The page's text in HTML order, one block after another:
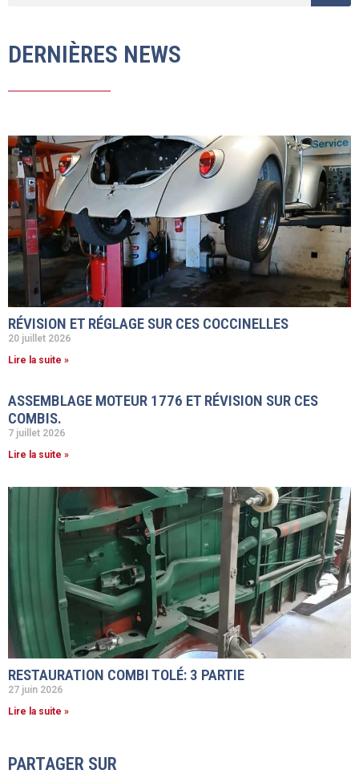
DERNIÈRES NEWS
RÉVISION ET RÉGLAGE SUR CES COCCINELLES
20 juillet 2026
Lire la suite »
ASSEMBLAGE MOTEUR 1776 ET RÉVISION SUR CES
COMBIS.
7 juillet 2026
Lire la suite »
RESTAURATION COMBI TOLÉ: 3 PARTIE
27 juin 2026
Lire la suite »
PARTAGER SUR